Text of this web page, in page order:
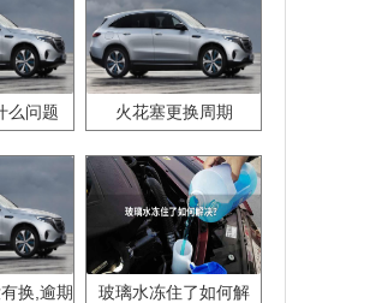
么问题 火花塞更换周期
换,逾期
玻璃水冻住了如何解